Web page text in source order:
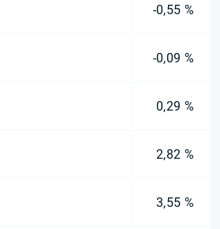
-0,55 %
-0,09 %
0,29 %
2,82 %
3,55 %